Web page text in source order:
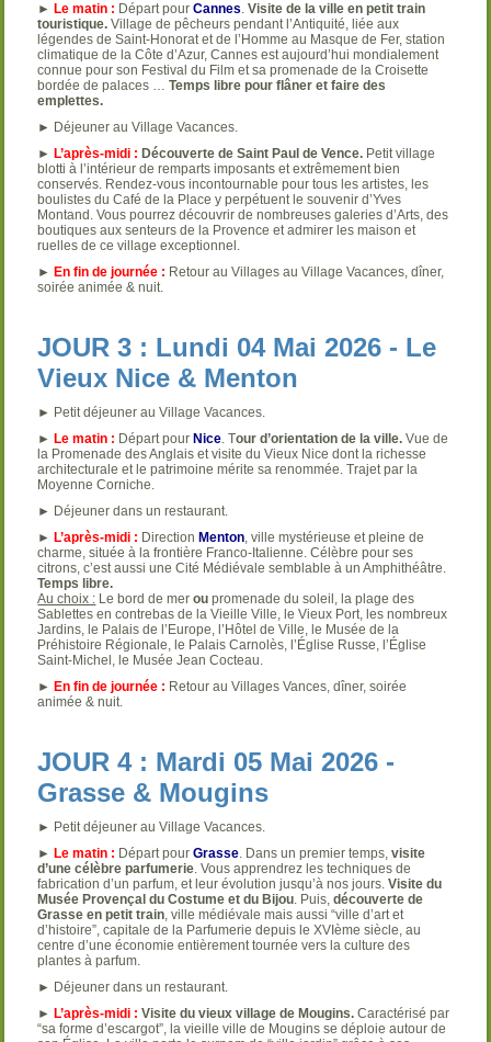
► Le matin : Départ pourCannes.Visite de la ville en petit train
touristique. Village de pêcheurs pendant l’Antiquité, liée aux
légendes de Saint-Honorat et de l’Homme au Masque de Fer, station
climatique de la Côte d’Azur, Cannes est aujourd’hui mondialement
connue pour son Festival du Film et sa promenade de la Croisette
bordée de palaces …Temps libre pour flâner et faire des
emplettes.
► Déjeuner au Village Vacances.
► L’après-midi : Découverte de Saint Paul de Vence. Petit village
blotti à l’intérieur de remparts imposants et extrêmement bien
conservés. Rendez-vous incontournable pour tous les artistes, les
boulistes du Café de la Place y perpétuent le souvenir d’Yves
Montand. Vous pourrez découvrir de nombreuses galeries d’Arts, des
boutiques aux senteurs de la Provence et admirer les maison et
ruelles de ce village exceptionnel.
► En fin de journée : Retour au Villages au Village Vacances, dîner,
soirée animée & nuit.
JOUR 3 : Lundi 04 Mai 2026 - Le
Vieux Nice & Menton
► Petit déjeuner au Village Vacances.
► Le matin : Départ pour Nice. Tour d’orientation de la ville.Vue de
la Promenade des Anglais et visite du Vieux Nice dont la richesse
architecturale et le patrimoine mérite sa renommée. Trajet par la
Moyenne Corniche.
► Déjeuner dans un restaurant.
► L’après-midi : Direction Menton, ville mystérieuse et pleine de
charme, située à la frontière Franco-Italienne. Célèbre pour ses
citrons, c’est aussi une Cité Médiévale semblable à un Amphithéâtre.
Temps libre.
Au choix : Le bord de merou promenade du soleil, la plage des
Sablettes en contrebas de la Vieille Ville, le Vieux Port, les nombreux
Jardins, le Palais de l’Europe, l’Hôtel de Ville, le Musée de la
Préhistoire Régionale, le Palais Carnolès, l’Église Russe, l’Église
Saint-Michel, le Musée Jean Cocteau.
► En fin de journée : Retour au Villages Vances, dîner, soirée
animée & nuit.
JOUR 4 : Mardi 05 Mai 2026 -
Grasse & Mougins
► Petit déjeuner au Village Vacances.
► Le matin : Départ pourGrasse. Dans un premier temps,visite
d’une célèbre parfumerie. Vous apprendrez les techniques de
fabrication d’un parfum, et leur évolution jusqu’à nos jours.Visite du
Musée Provençal du Costume et du Bijou. Puis,découverte de
Grasse en petit train, ville médiévale mais aussi “ville d’art et
d’histoire”, capitale de la Parfumerie depuis le XVIème siècle, au
centre d’une économie entièrement tournée vers la culture des
plantes à parfum.
► Déjeuner dans un restaurant.
► L’après-midi : Visite du vieux village de Mougins. Caractérisé par
“sa forme d’escargot”, la vieille ville de Mougins se déploie autour de